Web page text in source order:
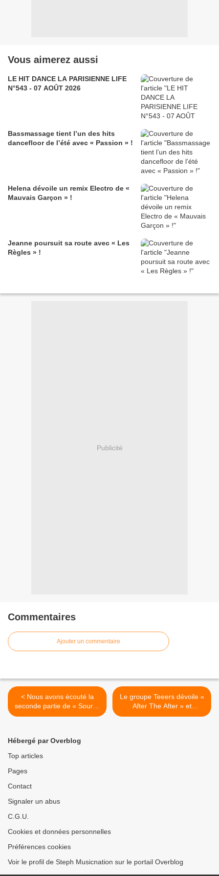
Vous aimerez aussi
LE HIT DANCE LA PARISIENNE LIFE
N°543 - 07 AOÛT 2026
Bassmassage tient l’un des hits
dancefloor de l’été avec « Passion » !
Helena dévoile un remix Electro de «
Mauvais Garçon » !
Jeanne poursuit sa route avec « Les
Règles » !
Publicité
Commentaires
Ajouter un commentaire
< Nous avons écouté la
seconde partie de « Source
» de Joseph Chedid !
Le groupe Teeers dévoile «
After The After » et
annonce un nouvel EP ! >
Hébergé par Overblog
Top articles
Pages
Contact
Signaler un abus
C.G.U.
Cookies et données personnelles
Préférences cookies
Voir le profil de Steph Musicnation sur le portail Overblog